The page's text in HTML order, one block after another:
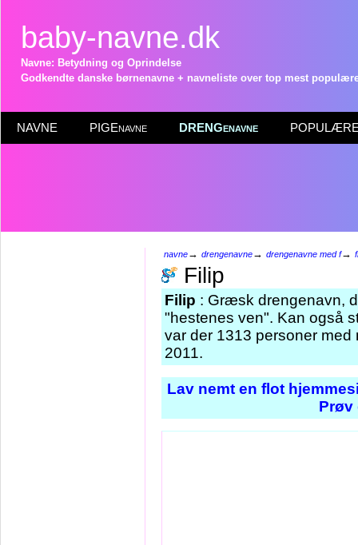
baby-navne.dk
Navne: Betydning og Oprindelse
Godkendte danske børnenavne + navneliste over top mest
NAVNE PIGEnavne DRENGenavne POPULÆRE
navne→ drengenavne→ drengenavne med f→
Filip
Filip : Græsk drengenavn,
"hestenes ven". Kan også
var der 1313 personer med
2011.
Lav nemt en flot
Prøv